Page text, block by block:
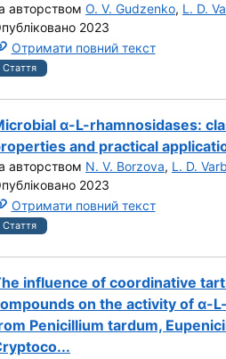
авторством O. V. Gudzenko, L. D.
2023
Отримати повний текст
Стаття
під номером 15α-L-rhamnosidases:
and practical
авторством N. V. Borzova, L. D.
2023
Отримати повний текст
Стаття
під номером 16
influence of coordinative
on the activity of α-
Penicillium tardum,